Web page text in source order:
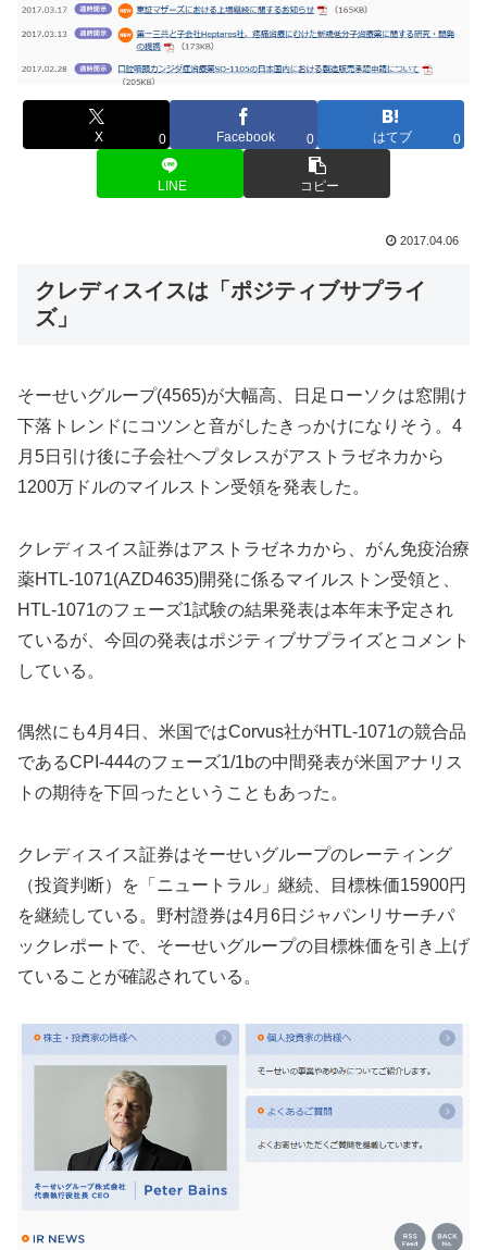
X 0 Facebook 0 はてブ 0
LINE コピー
2017.04.06
クレディスイスは「ポジティブサプライ
ズ」
そーせいグループ(4565)が大幅高、日足ローソクは窓開け
下落トレンドにコツンと音がしたきっかけになりそう。4
月5日引け後に子会社ヘプタレスがアストラゼネカから
1200万ドルのマイルストン受領を発表した。
クレディスイス証券はアストラゼネカから、がん免疫治療
薬HTL-1071(AZD4635)開発に係るマイルストン受領と、
HTL-1071のフェーズ1試験の結果発表は本年末予定され
ているが、 今回の発表はポジティブサプライズとコメント
している。
偶然にも4月4日、米国ではCorvus社がHTL-1071の競合品
であるCPI-444のフェーズ1/1bの中間発表が米国アナリス
トの期待を下回ったということもあった。
クレディスイス証券はそーせいグループのレーティング
（投資判断）を「ニュートラル」継続、目標株価15900円
を継続している。野村證券は4月6日ジャパンリサーチパ
ックレポートで、そーせいグループの目標株価を引き上げ
ていることが確認されている。